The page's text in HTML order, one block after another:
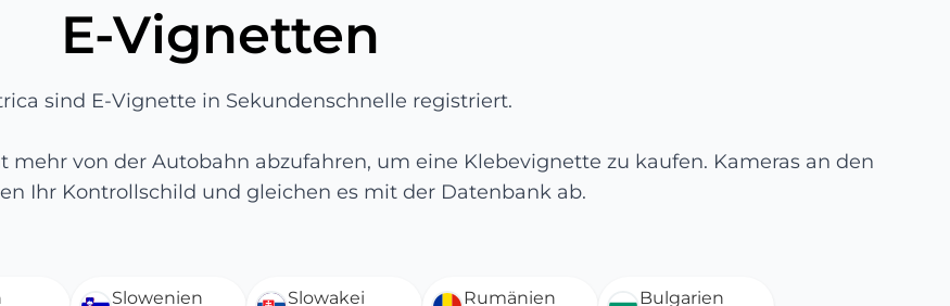
E-Vignetten
sind E-Vignette in Sekundenschnelle registriert.
von der Autobahn abzufahren, um eine Klebevignette zu kaufen. Kameras an den
Ihr Kontrollschild und gleichen es mit der Datenbank ab.
Slowenien Slowakei Rumänien Bulgarien